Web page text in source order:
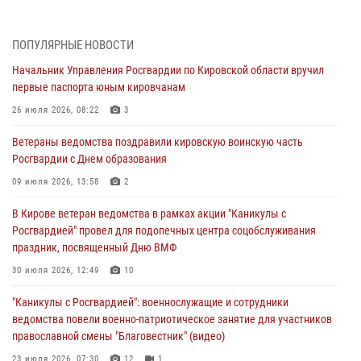
поддельной купюры
04 августа 2026, 09:30
03 августа 2026, 09:01
В Кирове росгвардейцы и ветераны ведомства приняли участие в
03 августа 2026, 08:45
В Кирове росгвардейцы задержали подозреваемого в краже из
магазина
ПОПУЛЯРНЫЕ НОВОСТИ
Начальник Управления Росгвардии по Кировской области вручил
первые паспорта юным кировчанам
26 июля 2026, 08:22 3
Ветераны ведомства поздравили кировскую воинскую часть
Росгвардии с Днем образования
09 июля 2026, 13:58 2
В Кирове ветеран ведомства в рамках акции "Каникулы с
Росгвардией" провел для подопечных центра соцобслуживания
праздник, посвященный Дню ВМФ
30 июля 2026, 12:49 10
"Каникулы с Росгвардией": военнослужащие и сотрудники
ведомства повели военно-патриотическое занятие для участников
православной смены "Благовестник" (видео)
23 июля 2026, 07:30 12 1